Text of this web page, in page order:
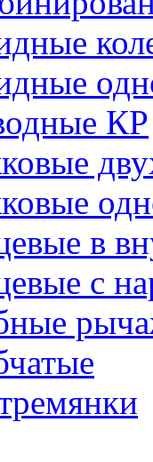
КР
в
с